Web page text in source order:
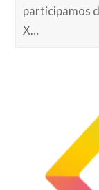
participamos
X…